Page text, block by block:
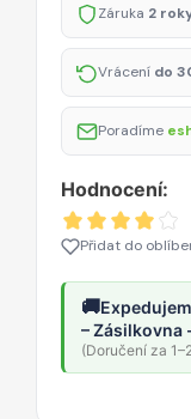
Záruka 2
Vrácení do
Poradíme
Hodnocení:
Přidat do
🚚
– Zásilkovna
(Doručení za